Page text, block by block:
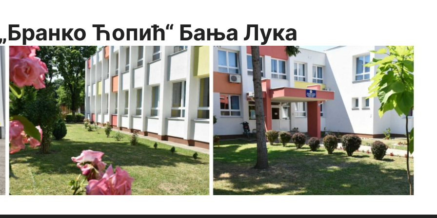
Ћопић“ Бања Лука